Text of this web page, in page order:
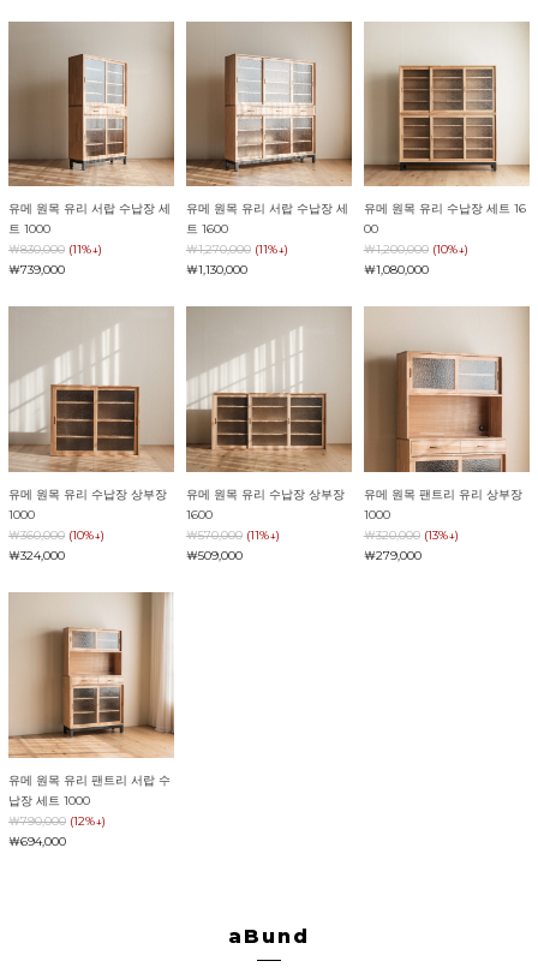
유메 원목 유리 서랍 수납장 세
트 1000
￦830,000 (11%↓)
￦739,000
유메 원목 유리 서랍 수납장 세
트 1600
￦1,270,000 (11%↓)
￦1,130,000
유메 원목 유리 수납장 세트 16
00
￦1,200,000 (10%↓)
￦1,080,000
유메 원목 유리 수납장 상부장
1000
￦360,000 (10%↓)
￦324,000
유메 원목 유리 수납장 상부장
1600
￦570,000 (11%↓)
￦509,000
유메 원목 팬트리 유리 상부장
1000
￦320,000 (13%↓)
￦279,000
유메 원목 유리 팬트리 서랍 수
납장 세트 1000
￦790,000 (12%↓)
￦694,000
aBund